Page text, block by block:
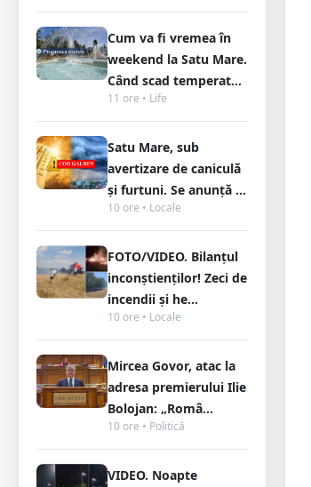
Cum va fi vremea în
weekend la Satu Mare.
Când scad temperat...
11 ore • Life
Satu Mare, sub
avertizare de caniculă
și furtuni. Se anunță ...
10 ore • Locale
FOTO/VIDEO. Bilanțul
inconștienților! Zeci de
incendii și he...
10 ore • Locale
Mircea Govor, atac la
adresa premierului Ilie
Bolojan: „Româ...
10 ore • Politică
VIDEO. Noapte